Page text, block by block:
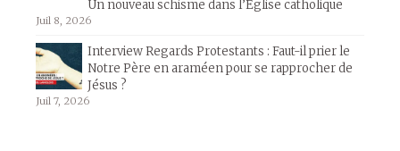
Un nouveau schisme dans l’Église catholique
Juil 8, 2026
Interview Regards Protestants : Faut-il prier le
Notre Père en araméen pour se rapprocher de
Jésus ?
Juil 7, 2026